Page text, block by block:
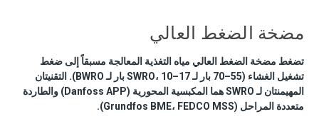
مضخة الضغط العالي
تضغط مضخة الضغط العالي مياه التغذية المعالجة مسبقاً إلى ضغط
تشغيل الغشاء (55–70 بار لـ SWRO، 10–17 بار لـ BWRO). التقنيتان
المهيمنتان لـ SWRO هما المكبسية المحورية (Danfoss APP) والطاردة
متعددة المراحل (Grundfos BME، FEDCO MSS).